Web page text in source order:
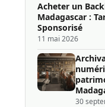
Acheter un
Madagascar :
Sponsorisé
11 mai 2026
30